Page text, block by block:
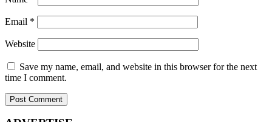
Email *
Website
Save my name, email, and website in this browser for the next
time I comment.